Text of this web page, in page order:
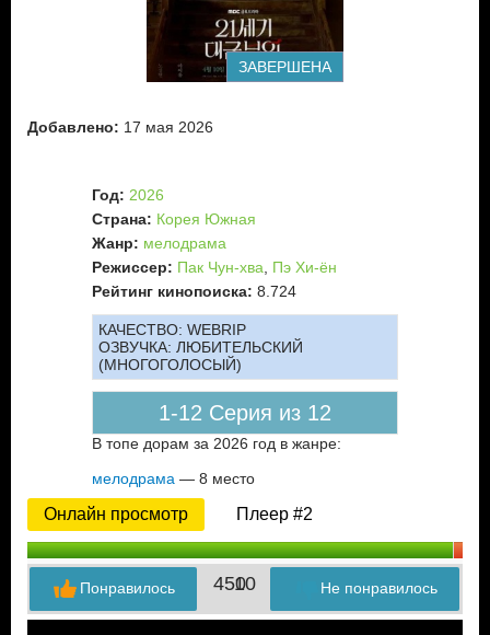
ЗАВЕРШЕНА
Добавлено: 17 мая 2026
Год: 2026
Страна: Корея Южная
Жанр: мелодрама
Режиссер: Пак Чун-хва
Пэ Хи-ён
Рейтинг кинопоиска: 8.724
КАЧЕСТВО: WEBRIP
ОЗВУЧКА: ЛЮБИТЕЛЬСКИЙ
(МНОГОГОЛОСЫЙ)
1-12 Серия из 12
В топе дорам за 2026 год в жанре:
мелодрама — 8 место
Онлайн просмотр Плеер #2
45010 Не понравилось
Понравилось